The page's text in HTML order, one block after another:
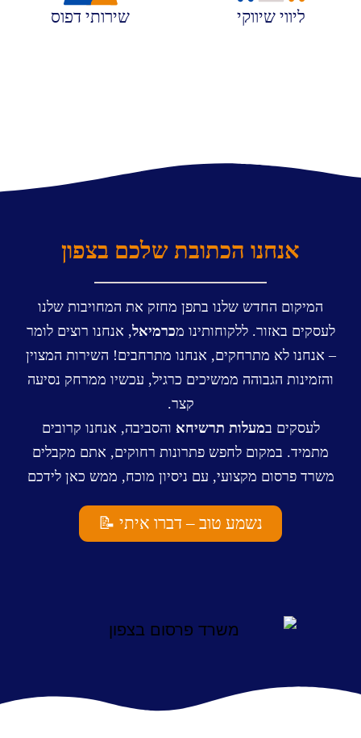
ליווי שיווקי שירותי דפוס
אנחנו הכתובת שלכם בצפון
המיקום החדש שלנו בתפן מחזק את המחויבות שלנו
לעסקים באזור. ללקוחותינו מכרמיאל, אנחנו רוצים לומר
– אנחנו לא מתרחקים, אנחנו מתרחבים! השירות המצוין
והזמינות הגבוהה ממשיכים כרגיל, עכשיו ממרחק נסיעה
קצר.
לעסקים במעלות תרשיחא והסביבה, אנחנו קרובים
מתמיד. במקום לחפש פתרונות רחוקים, אתם מקבלים
משרד פרסום מקצועי, עם ניסיון מוכח, ממש כאן לידכם
נשמע טוב – דברו איתי 📝